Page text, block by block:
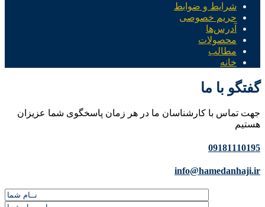
شرایط و ضوابط
حریم خصوصی
آدرس‌ها
محصولات
مطالب
خانه
گفتگو با ما
جهت تماس با کارشناسان ما در هر زمان پاسخگوی شما عزیزان
هستیم
09181110195
info@hamedanhaji.ir